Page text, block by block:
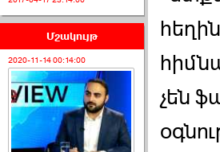
ՍԴ-ն հուլիսի 1-ին
կհեռանա ›››
2026-07-01 00:08:00
Մշակույթ
2020-11-14 00:14:00
չեն